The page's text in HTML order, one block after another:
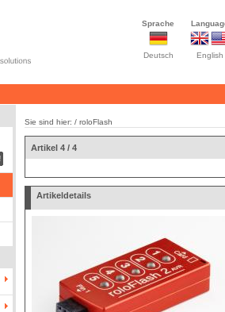
Sprache
Deutsch English
Sie sind hier: / roloFlash
Artikel 4 / 4
Artikeldetails